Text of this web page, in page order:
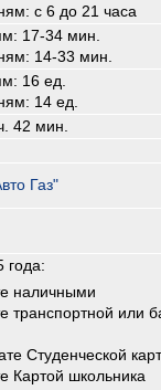
с 6 до 21 часа
17-34 мин.
14-33 мин.
16 ед.
14 ед.
42 мин.
Газ"
года:
наличными
транспортной или
Студенческой
Картой школьника